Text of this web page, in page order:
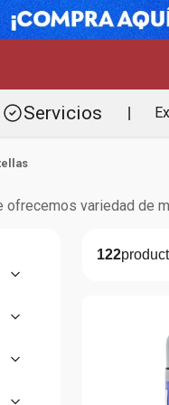
Servicios
ofrecemos variedad de
122